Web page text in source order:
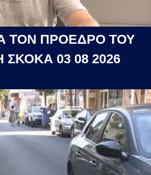
ΤΟΝ ΠΡΟΕΔΡΟ ΤΟΥ
ΣΚΟΚΑ 03 08 2026